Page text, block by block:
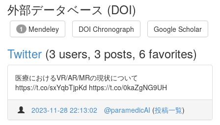
外部データベース (DOI)
1 Mendeley DOI Chronograph Google Scholar
Twitter (3 users, 3 posts, 6 favorites)
医療におけるVR/AR/MRの現状について
https://t.co/sxYqbTjpKd https://t.co/0kaZgNG9UH
2023-11-28 22:13:02 @paramedicAI (投稿一覧)